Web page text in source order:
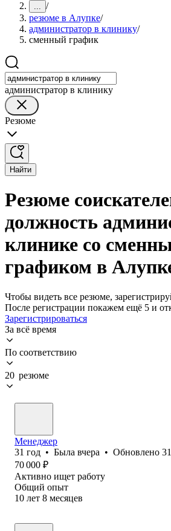
... /
резюме в Алупке/
администратор в клинику/
сменный график
администратор в клинику
Резюме
Найти
Резюме
должность
клинике со
графиком в
Чтобы видеть все резюме,
После регистрации покажем ещё 5 и
Зарегистрироваться
За всё время
По соответствию
20 резюме
Менеджер
31 год • Была вчера • Обновлено
70 000 ₽
Активно ищет работу
Общий опыт
10 лет 8 месяцев